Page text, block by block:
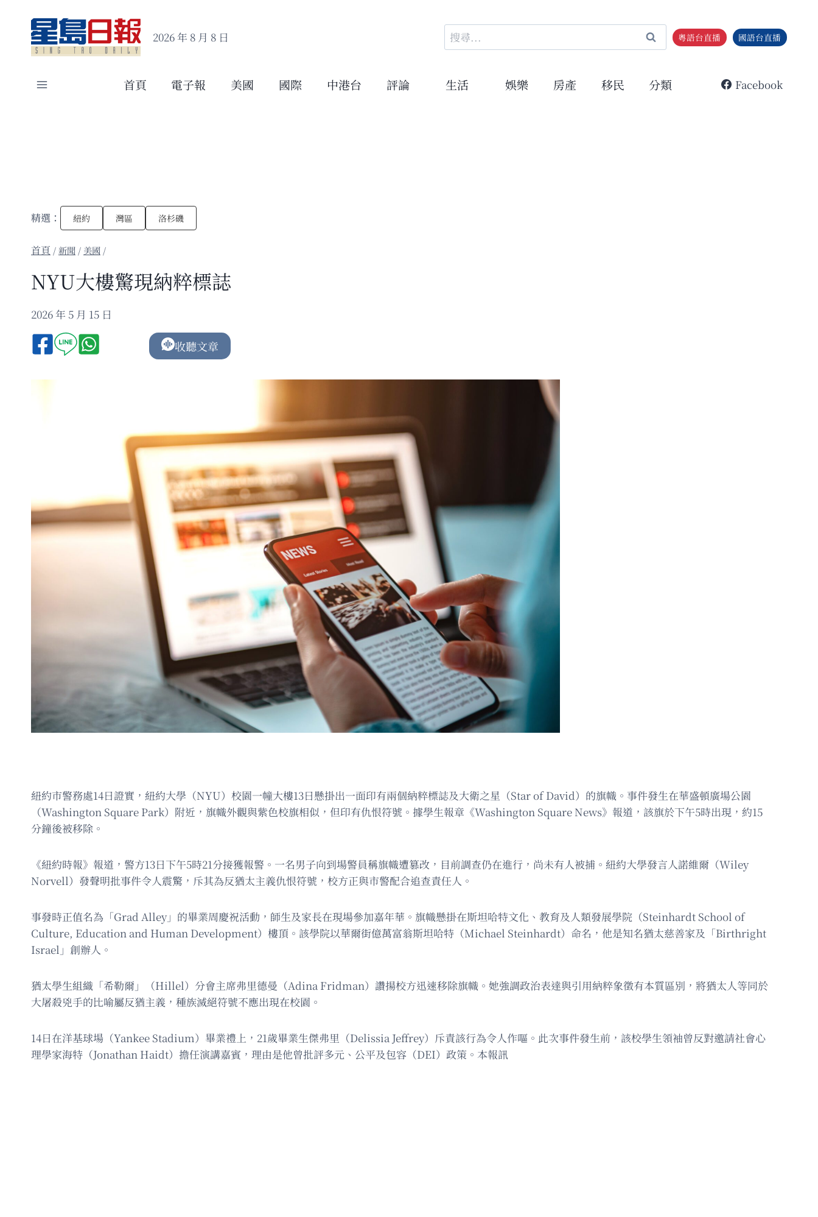
content
2026 年 8 月 8 日
搜
尋
鍵
粵語台直播 國語台直播
首頁 電子報 美國 國際 中港台 評論 生活 娛樂 房產 移民 分類 Facebook
精選： 紐約 灣區 洛杉磯
/新聞 / 美國 /
NYU大樓驚現納粹標誌
2026 年 5 月 15 日
收聽文章
紐約市警務處14日證實，紐約大學（NYU）校園一幢大樓13日懸掛出一面印有兩個納粹標誌及大衛之星（Star of David）的旗幟。事件發生在華盛頓廣場公園
（Washington Square Park）附近，旗幟外觀與紫色校旗相似，但印有仇恨符號。據學生報章《Washington Square News》報道，該旗於下午5時出現，約15
分鐘後被移除。
《紐約時報》報道，警方13日下午5時21分接獲報警。一名男子向到場警員稱旗幟遭篡改，目前調查仍在進行，尚未有人被捕。紐約大學發言人諾維爾（Wiley
Norvell）發聲明批事件令人震驚，斥其為反猶太主義仇恨符號，校方正與市警配合追查責任人。
事發時正值名為「Grad Alley」的畢業周慶祝活動，師生及家長在現場參加嘉年華。旗幟懸掛在斯坦哈特文化、教育及人類發展學院（Steinhardt School of
Culture, Education and Human Development）樓頂。該學院以華爾街億萬富翁斯坦哈特（Michael Steinhardt）命名，他是知名猶太慈善家及「Birthright
Israel」創辦人。
猶太學生組織「希勒爾」（Hillel）分會主席弗里德曼（Adina Fridman）讚揚校方迅速移除旗幟。她強調政治表達與引用納粹象徵有本質區別，將猶太人等同於
大屠殺兇手的比喻屬反猶主義，種族滅絕符號不應出現在校園。
14日在洋基球場（Yankee Stadium）畢業禮上，21歲畢業生傑弗里（Delissia Jeffrey）斥責該行為令人作嘔。此次事件發生前，該校學生領袖曾反對邀請社會心
理學家海特（Jonathan Haidt）擔任演講嘉賓，理由是他曾批評多元、公平及包容（DEI）政策。本報訊